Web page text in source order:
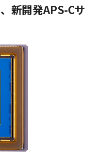
、新開発APS-Cサ